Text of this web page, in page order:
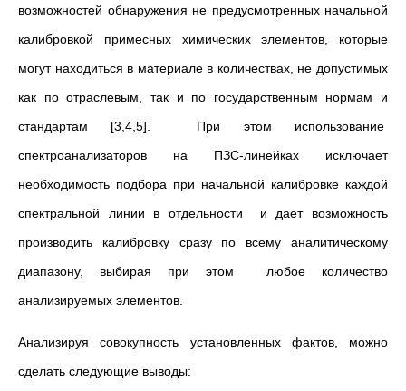
возможностей обнаружения не предусмотренных начальной
калибровкой примесных химических элементов, которые
могут находиться в материале в количествах, не допустимых
как по отраслевым, так и по государственным нормам и
стандартам [3,4,5]. При этом использование
спектроанализаторов на ПЗС-линейках исключает
необходимость подбора при начальной калибровке каждой
спектральной линии в отдельности и дает возможность
производить калибровку сразу по всему аналитическому
диапазону, выбирая при этом любое количество
анализируемых элементов.
Анализируя совокупность установленных фактов, можно
сделать следующие выводы: